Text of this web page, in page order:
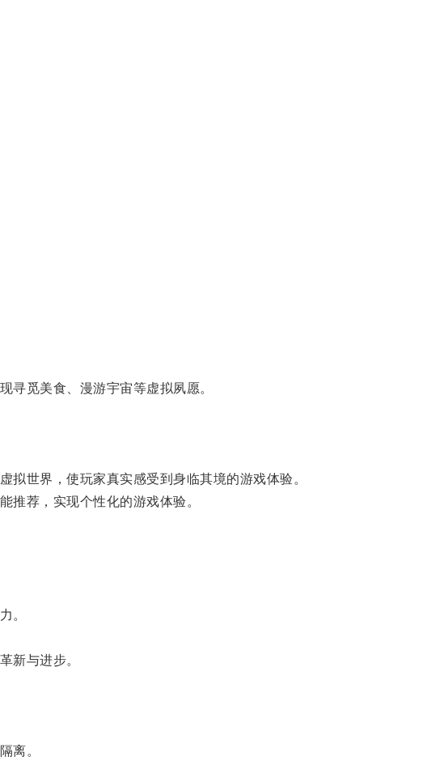
觅美食、漫游宇宙等虚拟夙愿。
世界，使玩家真实感受到身临其境的游戏体验。
荐，实现个性化的游戏体验。
。
新与进步。
离。